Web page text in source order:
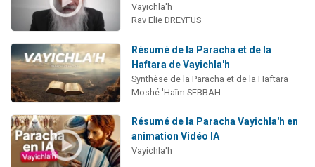
Vayichla'h
Rav Elie DREYFUS
Résumé de la Paracha et de la
Haftara de Vayichla'h
Synthèse de la Paracha et de la Haftara
Moshé 'Haïm SEBBAH
Résumé de la Paracha Vayichla'h en
animation Vidéo IA
Vayichla'h